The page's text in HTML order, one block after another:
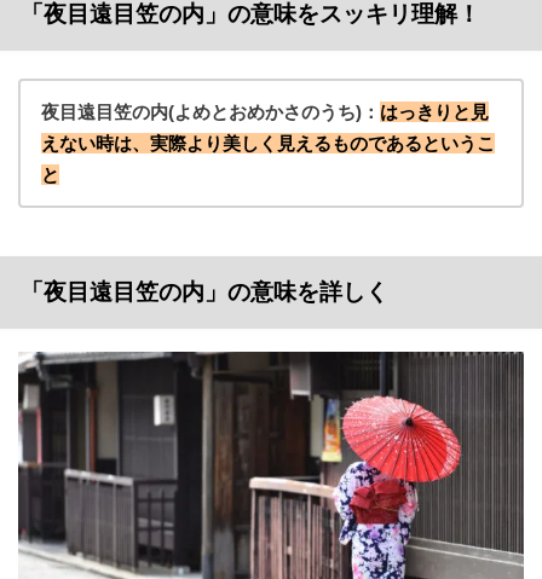
「夜目遠目笠の内」の意味をスッキリ理解！
夜目遠目笠の内(よめとおめかさのうち)： はっきりと見
えない時は、実際より美しく見えるものであるというこ
と
「夜目遠目笠の内」の意味を詳しく